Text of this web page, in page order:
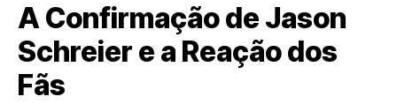
A Confirmação de Jason
Schreier e a Reação dos
Fãs